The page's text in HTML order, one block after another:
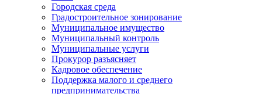
Городская среда
Градостроительное зонирование
Муниципальное имущество
Муниципальный контроль
Муниципальные услуги
Прокурор разъясняет
Кадровое обеспечение
Поддержка малого и среднего
предпринимательства